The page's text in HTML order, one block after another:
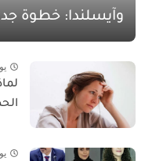
وآيسلندا: خطوة